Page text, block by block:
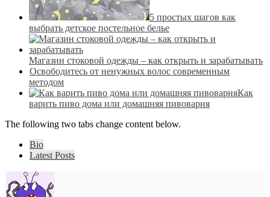
5 простых шагов как
выбрать детское постельное белье
Магазин стоковой одежды – как открыть и зарабатывать
Освободитесь от ненужных волос современным
методом
Как
варить пиво дома или домашняя пивоварня
The following two tabs change content below.
Bio
Latest Posts